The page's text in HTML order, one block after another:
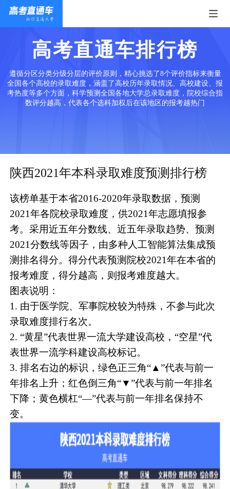
高考直通车排行榜
遵循分区分类分级分层的评价原则，精心挑选了8个评价指标来衡量
全国各个高校的录取难度，涵盖了高校历年录取情况、高校建设、报
考热度等多个方面，科学预测全国各地大学总录取难度，院校综合指
数评分越高，代表各个选科加权后在该地区的报考越热门
陕西2021年本科录取难度预测排行榜
该榜单基于本省2016-2020年录取数据，预测
2021年各院校录取难度，供2021年志愿填报参
考。采用近五年分数线、近五年录取趋势、预测
2021分数线等因子，由多种人工智能算法集成预
测排名得分。得分代表预测院校2021年在本省的
报考难度，得分越高，则报考难度越大。
图表说明：
1. 由于医学院、军事院校较为特殊，不参与此次
录取难度排行名次。
2. “黄星”代表世界一流大学建设高校，“空星”代
表世界一流学科建设高校标记。
3. 排名右边的标识，绿色正三角“▲”代表与前一
年排名上升；红色倒三角“▼”代表与前一年排名
下降；黄色横杠“—”代表与前一年排名保持不
变。